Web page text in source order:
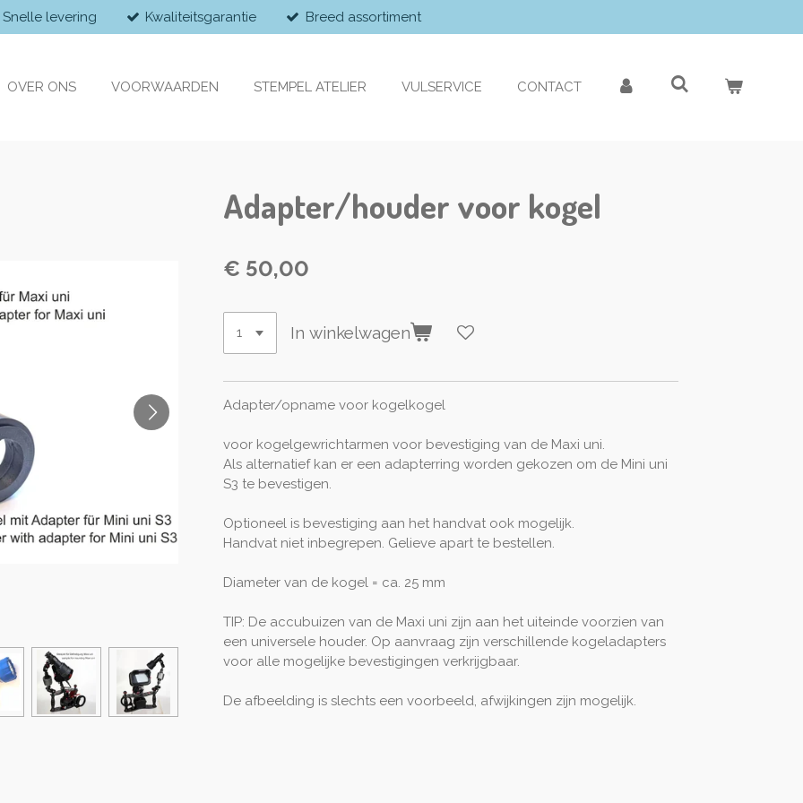
Snelle levering Kwaliteitsgarantie Breed assortiment
OVER ONS VOORWAARDEN STEMPEL ATELIER VULSERVICE CONTACT
Adapter/houder voor kogel
€ 50,00
In winkelwagen
Adapter/opname voor kogelkogel
voor kogelgewrichtarmen voor bevestiging van de Maxi uni.
Als alternatief kan er een adapterring worden gekozen om de Mini uni
S3 te bevestigen.
Optioneel is bevestiging aan het handvat ook mogelijk.
Handvat niet inbegrepen. Gelieve apart te bestellen.
Diameter van de kogel = ca. 25 mm
TIP: De accubuizen van de Maxi uni zijn aan het uiteinde voorzien van
een universele houder. Op aanvraag zijn verschillende kogeladapters
voor alle mogelijke bevestigingen verkrijgbaar.
De afbeelding is slechts een voorbeeld, afwijkingen zijn mogelijk.